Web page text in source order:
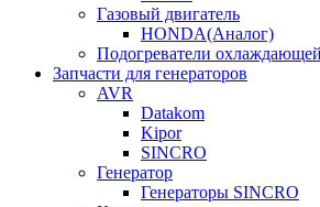
Газовый двигатель
HONDA(Aналог)
Подогреватели
Запчасти для генераторов
AVR
Datakom
Kipor
SINCRO
Генератор
Генераторы SINCRO